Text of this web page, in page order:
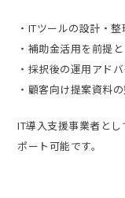
・ITツールの設計・整
・補助金活用を前提
・採択後の運用アド
・顧客向け提案資料
IT導入支援事業者と
ポート可能です。